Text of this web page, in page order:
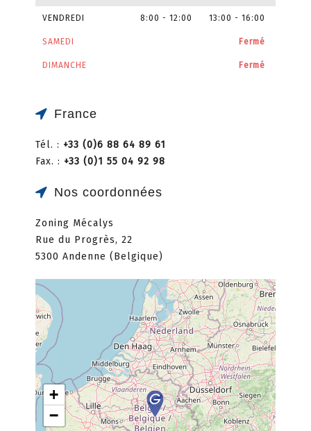
VENDREDI 8:00 - 12:00 13:00 - 16:00
SAMEDI Fermé
DIMANCHE Fermé
France
Tél. : +33 (0)6 88 64 89 61
Fax. : +33 (0)1 55 04 92 98
Nos coordonnées
Zoning Mécalys
Rue du Progrès, 22
5300 Andenne (Belgique)
+
−